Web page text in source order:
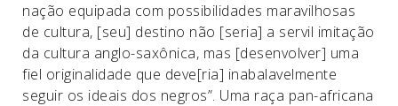
nação equipada com possibilidades maravilhosas
de cultura, [seu] destino não [seria] a servil imitação
da cultura anglo-saxônica, mas [desenvolver] uma
fiel originalidade que deve[ria] inabalavelmente
seguir os ideais dos negros”. Uma raça pan-africana